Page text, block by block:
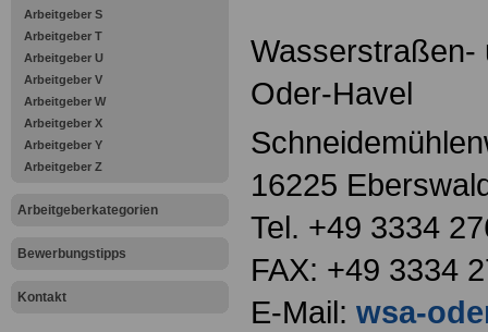
Arbeitgeber S
Arbeitgeber T
Arbeitgeber U
Arbeitgeber V
Arbeitgeber W
Arbeitgeber X
Arbeitgeber Y
Arbeitgeber Z
Arbeitgeberkategorien
Bewerbungstipps
Kontakt
Wasserstraßen-
Oder-Havel
16225
Tel. +49 3334
FAX: +49 3334
E-Mail: wsa-